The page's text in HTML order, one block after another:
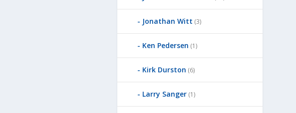
Jonathan Witt (3)
Ken Pedersen (1)
Kirk Durston (6)
Larry Sanger (1)